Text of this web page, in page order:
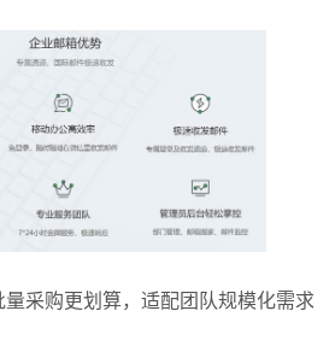
采购更划算，适配团队规模化需求